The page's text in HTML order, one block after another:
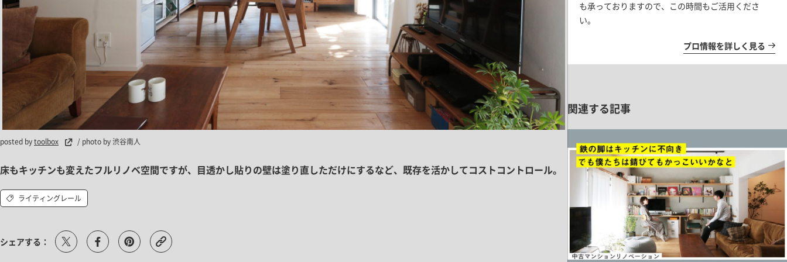
posted bytoolbox / photo by 渋谷南人
床もキッチンも変えたフルリノベ空間ですが、目透かし貼りの壁は塗り直しただけにするなど、既存を活かしてコストコントロール。
ライティングレール
シェアする：
も承っておりますので、この時間もご活用くださ
い。
プロ情報を詳しく見る
関連する記事